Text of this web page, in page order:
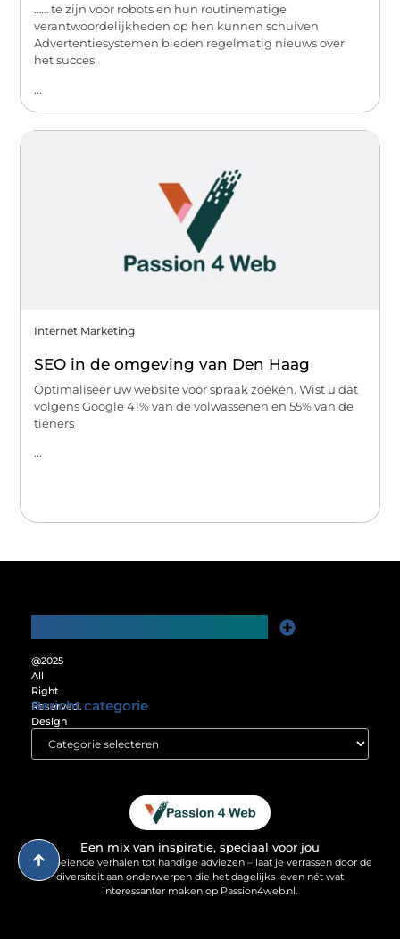
…… te zijn voor robots en hun routinematige
verantwoordelijkheden op hen kunnen schuiven
Advertentiesystemen bieden regelmatig nieuws over
het succes
...
Internet Marketing
SEO in de omgeving van Den Haag
Optimaliseer uw website voor spraak zoeken. Wist u dat
volgens Google 41% van de volwassenen en 55% van de
tieners
...
@2025
All
Right
Reserved.
Design
www.passion4web.nl.
Bericht categorie
Een mix van inspiratie, speciaal voor jou
Van boeiende verhalen tot handige adviezen – laat je verrassen door de
diversiteit aan onderwerpen die het dagelijks leven nét wat
interessanter maken op Passion4web.nl.